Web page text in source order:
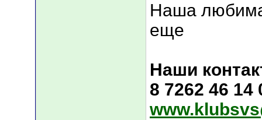
Наша
еще
Наши
8 7262 46 14